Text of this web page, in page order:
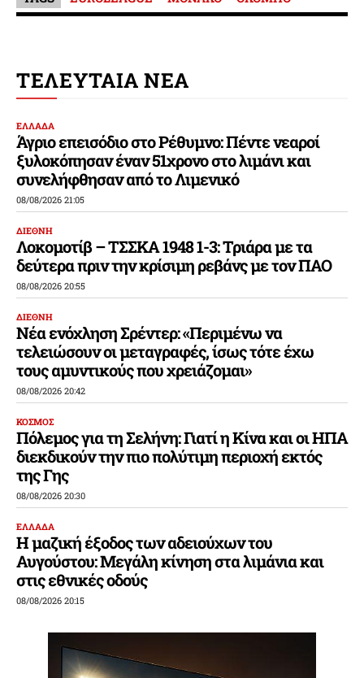
ΤΕΛΕΥΤΑΙΑ ΝΕΑ
ΕΛΛΑΔΑ
Άγριο επεισόδιο στο Ρέθυμνο: Πέντε νεαροί
ξυλοκόπησαν έναν 51χρονο στο λιμάνι και
συνελήφθησαν από το Λιμενικό
08/08/2026 21:05
ΔΙΕΘΝΗ
Λοκομοτίβ – ΤΣΣΚΑ 1948 1-3: Τριάρα με τα
δεύτερα πριν την κρίσιμη ρεβάνς με τον ΠΑΟ
08/08/2026 20:55
ΔΙΕΘΝΗ
Νέα ενόχληση Σρέντερ: «Περιμένω να
τελειώσουν οι μεταγραφές, ίσως τότε έχω
τους αμυντικούς που χρειάζομαι»
08/08/2026 20:42
ΚΟΣΜΟΣ
Πόλεμος για τη Σελήνη: Γιατί η Κίνα και οι ΗΠΑ
διεκδικούν την πιο πολύτιμη περιοχή εκτός
της Γης
08/08/2026 20:30
ΕΛΛΑΔΑ
Η μαζική έξοδος των αδειούχων του
Αυγούστου: Μεγάλη κίνηση στα λιμάνια και
στις εθνικές οδούς
08/08/2026 20:15